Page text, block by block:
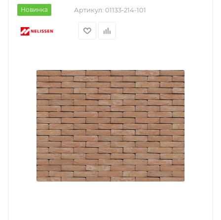
Новинка Артикул: 01133-214-101